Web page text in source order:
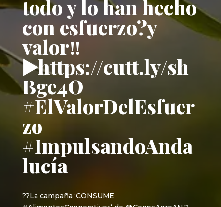
todo y lo han hecho
con esfuerzo?y
valor‼️
▶️https://cutt.ly/sh
Bge4O
#ElValorDelEsfuer
zo
#ImpulsandoAnda
lucía
??La campaña ‘CONSUME